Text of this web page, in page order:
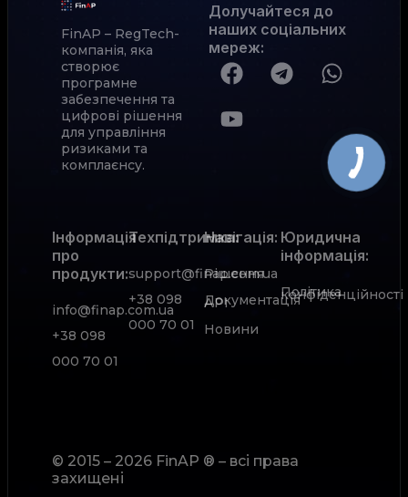
FinAP – RegTech-
компанія, яка
створює
програмне
забезпечення та
цифрові рішення
для управління
ризиками та
комплаєнсу.
Долучайтеся до
наших соціальних
мереж:
Інформація
про
продукти:
info@finap.com.ua
+38 098
000 70 01
Техпідтримка:
support@finap.com.ua
+38 098
000 70 01
Рішення
Документація
АРІ
Новини
Навігація: Юридична
інформація:
Політика
конфіденційності
© 2015 – 2026 FinAP ® – всі права
захищені